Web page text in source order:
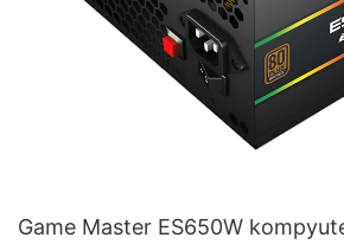
Game Master ES650W